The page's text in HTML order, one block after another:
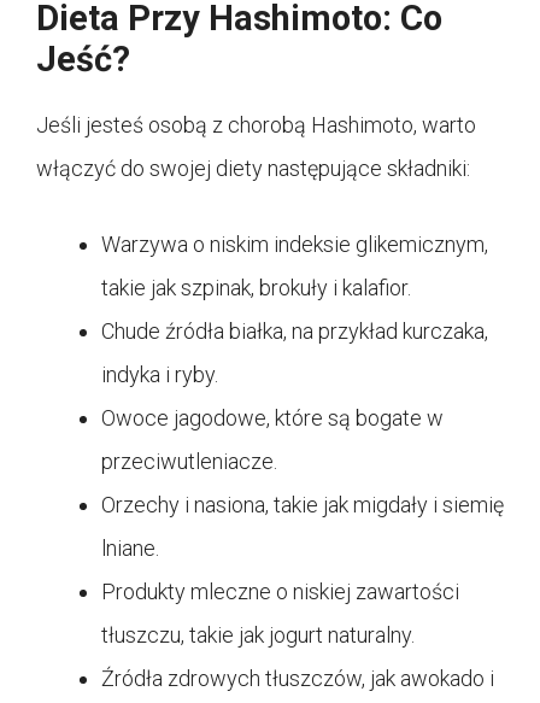
Dieta Przy Hashimoto: Co
Jeść?
Jeśli jesteś osobą z chorobą Hashimoto, warto
włączyć do swojej diety następujące składniki:
Warzywa o niskim indeksie glikemicznym,
takie jak szpinak, brokuły i kalafior.
Chude źródła białka, na przykład kurczaka,
indyka i ryby.
Owoce jagodowe, które są bogate w
przeciwutleniacze.
Orzechy i nasiona, takie jak migdały i siemię
lniane.
Produkty mleczne o niskiej zawartości
tłuszczu, takie jak jogurt naturalny.
Źródła zdrowych tłuszczów, jak awokado i